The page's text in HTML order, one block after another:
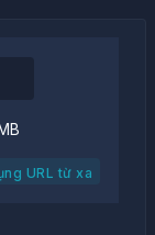
URL từ xa